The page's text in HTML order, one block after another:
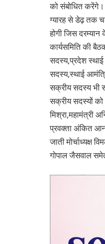
को संबोधित करेंगे।
ग्यारह से डेढ़ तक
होगी जिस
कार्यसमिति की
सदस्य,प्रदेश स्थाई
सदस्य,स्थाई
सक्रीय सदस्य भी
सक्रीय सदस्यों को
मिश्रा,महामंत्री
प्रवक्ता अंकित
जाती मोर्चाध्यक्ष
गोपाल जैसवाल